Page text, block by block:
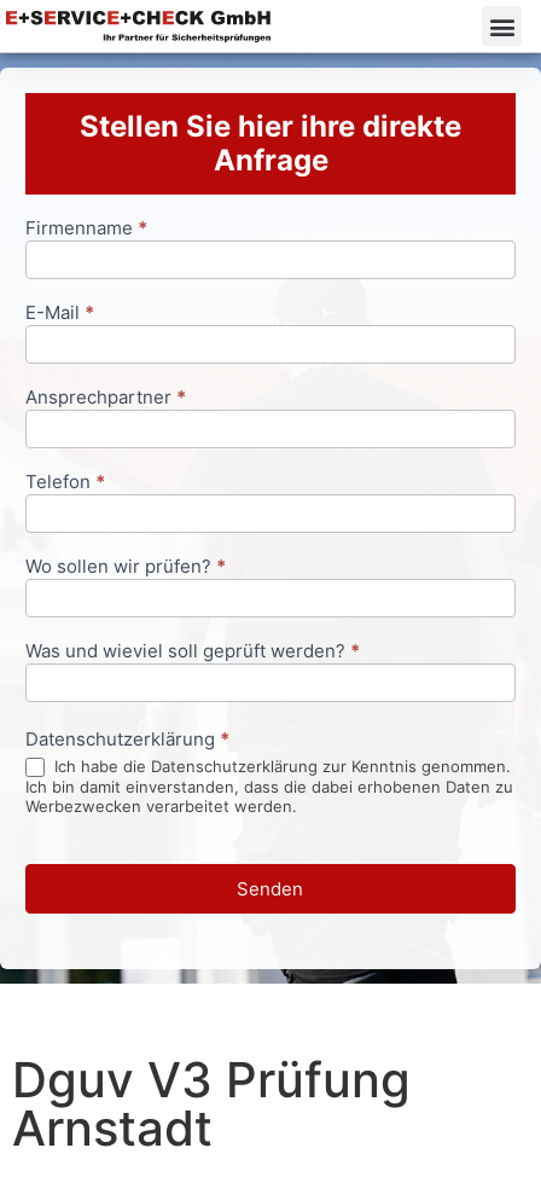
Stellen Sie hier ihre direkte
Anfrage
Anfrageformular
Firmenname *
E-Mail *
Ansprechpartner *
Telefon *
Wo sollen wir prüfen? *
Was und wieviel soll geprüft werden? *
Datenschutzerklärung *
Ich habe die Datenschutzerklärung zur Kenntnis genommen.
Ich bin damit einverstanden, dass die dabei erhobenen Daten zu
Werbezwecken verarbeitet werden.
Senden
Dguv V3 Prüfung
Arnstadt